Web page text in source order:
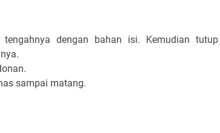
dengan bahan isi. Kemudian tutup
sampai matang.